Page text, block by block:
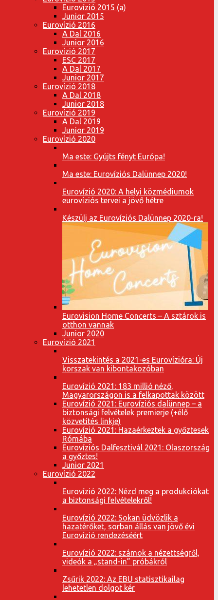
Eurovízió 2015 (a)
Junior 2015
Eurovízió 2016
A Dal 2016
Junior 2016
Eurovízió 2017
ESC 2017
A Dal 2017
Junior 2017
Eurovízió 2018
A Dal 2018
Junior 2018
Eurovízió 2019
A Dal 2019
Junior 2019
Eurovízió 2020
Ma este: Gyújts fényt Európa!
Ma este: Eurovíziós Dalünnep 2020!
Eurovízió 2020: A helyi közmédiumok
eurovíziós tervei a jövő hétre
Készülj az Eurovíziós Dalünnep 2020-ra!
Eurovision Home Concerts – A sztárok is
otthon vannak
Junior 2020
Eurovízió 2021
Visszatekintés a 2021-es Eurovízióra: Új
korszak van kibontakozóban
Eurovízió 2021: 183 millió néző,
Magyarországon is a felkapottak között
Eurovízió 2021: Eurovíziós dalünnep – a
biztonsági felvételek premierje (+élő
közvetítés linkje)
Eurovízió 2021: Hazaérkeztek a győztesek
Rómába
Eurovíziós Dalfesztivál 2021: Olaszország
a győztes!
Junior 2021
Eurovízió 2022
Eurovízió 2022: Nézd meg a produkciókat
a biztonsági felvételekről!
Eurovízió 2022: Sokan üdvözlik a
hazatérőket, sorban állás van jövő évi
Eurovízió rendezéséért
Eurovízió 2022: számok a nézettségről,
videók a „stand-in” próbákról
Zsűrik 2022: Az EBU statisztikailag
lehetetlen dolgot kér